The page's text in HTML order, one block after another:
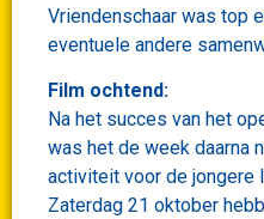
Vriendenschaar was top
eventuele andere
Film ochtend:
Na het succes van het
was het de week daarna
activiteit voor de jongere
Zaterdag 21 oktober